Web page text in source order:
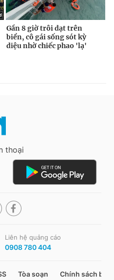
thoại
Liên hệ quảng cáo
0908 780 404
Tòa soạn Chính sách bảo